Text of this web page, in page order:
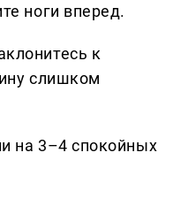
ноги вперед.
к
слишком
на 3–4 спокойных